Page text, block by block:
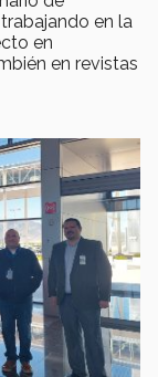
en la
en
en revistas